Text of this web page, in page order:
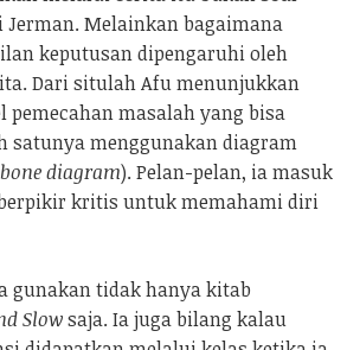
Jerman. Melainkan bagaimana
keputusan dipengaruhi oleh
Dari situlah Afu menunjukkan
pemecahan masalah yang bisa
satunya menggunakan diagram
diagram). Pelan-pelan, ia masuk
kritis untuk memahami diri
gunakan tidak hanya kitab
Slowsaja. Ia juga bilang kalau